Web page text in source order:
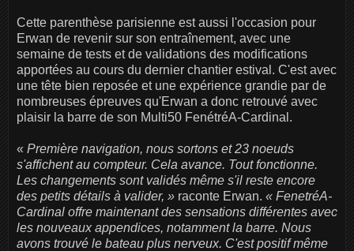
Cette parenthèse parisienne est aussi l'occasion pour
Erwan de revenir sur son entraînement, avec une
semaine de tests et de validations des modifications
apportées au cours du dernier chantier estival. C'est avec
une tête bien reposée et une expérience grandie par de
nombreuses épreuves qu'Erwan a donc retrouvé avec
plaisir la barre de son Multi50 FenétréA-Cardinal.
« Première navigation, nous sortons et 23 noeuds
s'affichent au compteur. Cela avance. Tout fonctionne.
Les changements sont validés même s'il reste encore
des petits détails à valider, » raconte Erwan. « FenetréA-
Cardinal offre maintenant des sensations différentes avec
les nouveaux appendices, notamment la barre. Nous
avons trouvé le bateau plus nerveux. C'est positif même